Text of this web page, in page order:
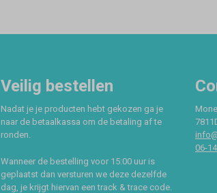
Veilig bestellen
Nadat je je producten hebt gekozen ga je
naar de betaalkassa om de betaling af te
ronden.
Wanneer de bestelling voor 15:00 uur is
geplaatst dan versturen we deze dezelfde
dag, je krijgt hiervan een track & trace code.
06-